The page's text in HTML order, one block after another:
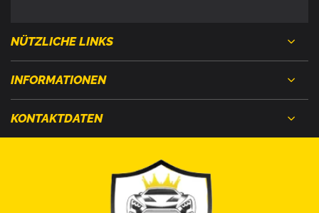
NÜTZLICHE LINKS
INFORMATIONEN
KONTAKTDATEN